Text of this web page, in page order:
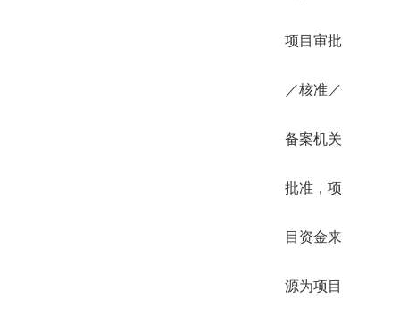
项目审批
／核准／
备案机关
批准，项
目资金来
源为项目